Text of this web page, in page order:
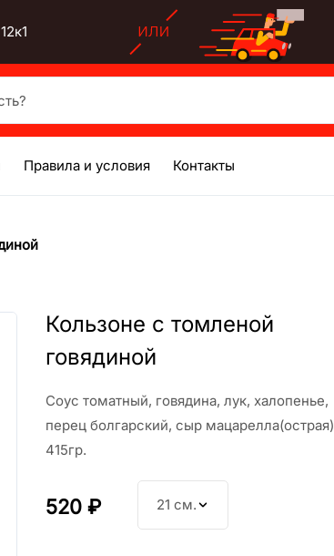
Правила и условия Контакты
Кользоне с томленой
говядиной
Соус томатный, говядина, лук, халопенье,
перец болгарский, сыр мацарелла(острая)
415гр.
520 ₽ 21 см.